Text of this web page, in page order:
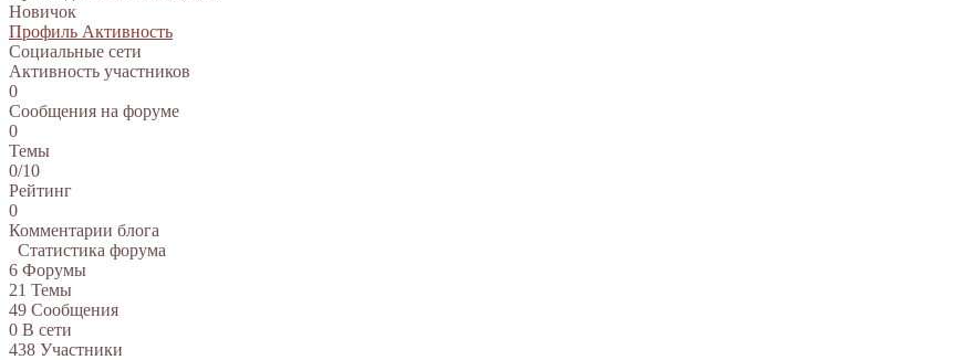
Новичок
Профиль Активность
Социальные сети
Активность участников
0
Сообщения на форуме
0
Темы
0/10
Рейтинг
0
Комментарии блога
Статистика форума
6 Форумы
21 Темы
49 Сообщения
0 В сети
438 Участники